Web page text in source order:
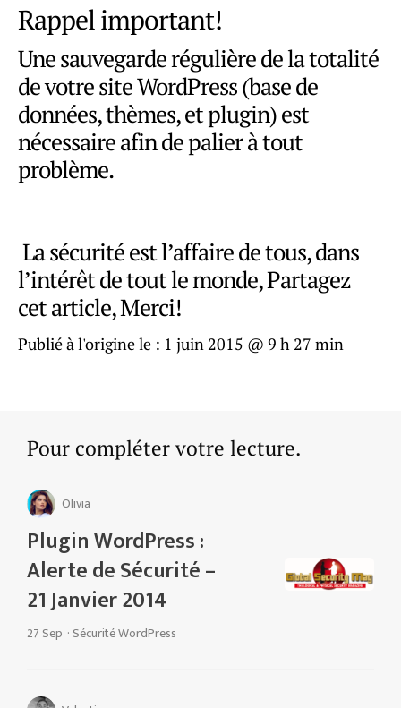
Rappel important!
Une sauvegarde régulière de la totalité
de votre site WordPress (base de
données, thèmes, et plugin) est
nécessaire afin de palier à tout
problème.
La sécurité est l’affaire de tous, dans
l’intérêt de tout le monde, Partagez
cet article, Merci!
Publié à l'origine le : 1 juin 2015 @ 9 h 27 min
Pour compléter votre lecture.
Olivia
Plugin WordPress :
Alerte de Sécurité –
21 Janvier 2014
27 Sep · Sécurité WordPress